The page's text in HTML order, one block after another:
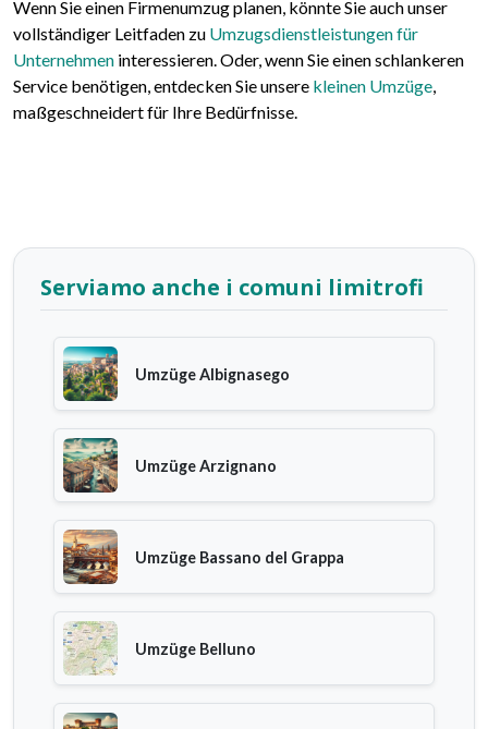
Wenn Sie einen Firmenumzug planen, könnte Sie auch unser
vollständiger Leitfaden zu Umzugsdienstleistungen für
Unternehmen interessieren. Oder, wenn Sie einen schlankeren
Service benötigen, entdecken Sie unsere kleinen Umzüge,
maßgeschneidert für Ihre Bedürfnisse.
Serviamo anche i comuni limitrofi
Umzüge Albignasego
Umzüge Arzignano
Umzüge Bassano del Grappa
Umzüge Belluno